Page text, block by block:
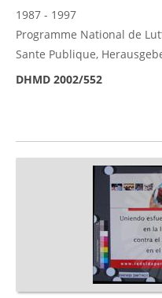
1987 - 1997
Programme National de
Sante Publique,
DHMD 2002/552